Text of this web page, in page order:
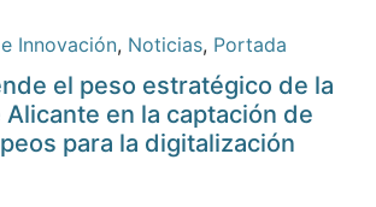
Innovación, Noticias, Portada
el peso estratégico de la
en la captación de
para la digitalización